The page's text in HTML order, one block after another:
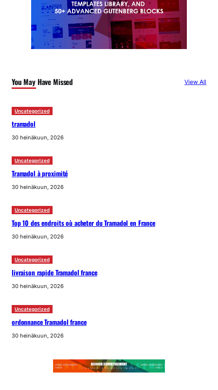
You May Have Missed View All
Uncategorized
tramadol
30 heinäkuun, 2026
Uncategorized
Tramadol à proximité
30 heinäkuun, 2026
Uncategorized
Top 10 des endroits où acheter du Tramadol en France
30 heinäkuun, 2026
Uncategorized
livraison rapide Tramadol france
30 heinäkuun, 2026
Uncategorized
ordonnance Tramadol france
30 heinäkuun, 2026